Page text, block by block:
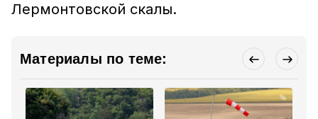
Лермонтовской скалы.
Материалы по теме: